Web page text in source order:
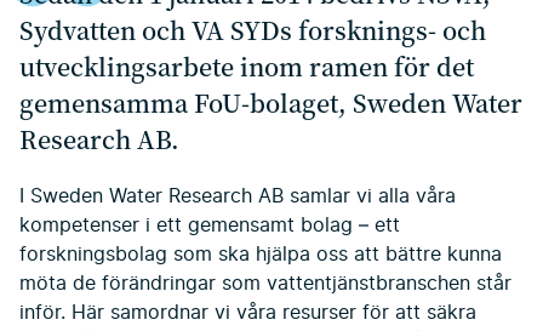
Sydvatten och VA SYDs forsknings- och
utvecklingsarbete inom ramen för det
gemensamma FoU-bolaget, Sweden Water
Research AB.
I Sweden Water Research AB samlar vi alla våra
kompetenser i ett gemensamt bolag – ett
forskningsbolag som ska hjälpa oss att bättre kunna
möta de förändringar som vattentjänstbranschen står
inför. Här samordnar vi våra resurser för att säkra